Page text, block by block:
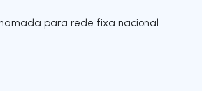
para rede fixa nacional